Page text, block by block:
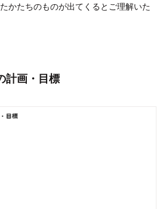
かたちのものが出てくるとご理解いた
計画・目標